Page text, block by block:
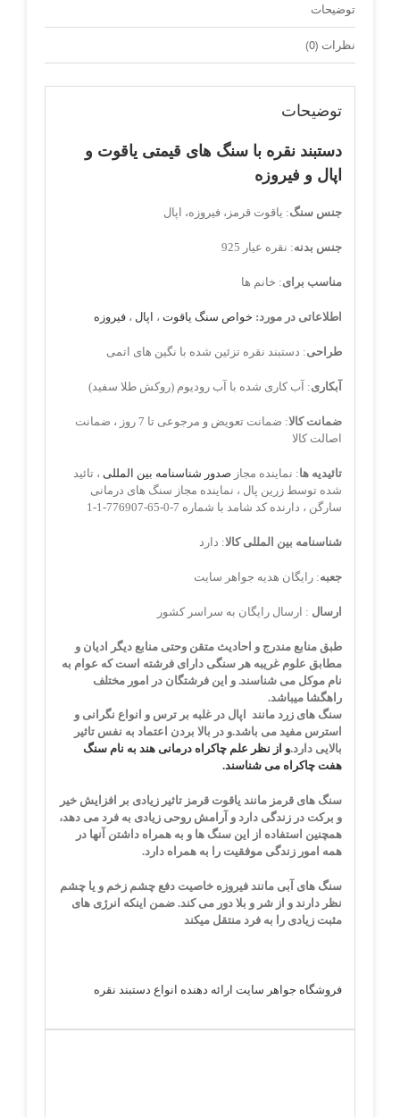
توضیحات
نظرات (0)
توضیحات
دستبند نقره با سنگ های قیمتی یاقوت و
اپال و فیروزه
جنس سنگ: یاقوت قرمز، فیروزه، اپال
جنس بدنه: نقره عیار 925
مناسب برای: خانم ها
اطلاعاتی در مورد: خواص سنگ یاقوت، اپال ، فیروزه
طراحی: دستبند نقره تزئین شده با نگین های اتمی
آبکاری: آب کاری شده با آب رودیوم (روکش طلا سفید)
ضمانت کالا
: ضمانت تعویض و مرجوعی تا 7 روز ، ضمانت
اصالت کالا
تائیدیه ها: نماینده مجاز صدور شناسنامه بین المللی ، تائید
شده توسط زرین پال ، نماینده مجاز سنگ های درمانی
سارگن ، دارنده کد شامد با شماره 7-0-65-776907-1-1
شناسنامه بین المللی کالا: دارد
جعبه: رایگان هدیه جواهر سایت
ارسال : ارسال رایگان به سراسر کشور
طبق منابع مندرج و احادیث متقن وحتی منابع دیگر ادیان و
مطابق علوم غریبه هر سنگی دارای فرشته است که عوام به
نام موکل می شناسند. و این فرشتگان در امور مختلف
راهگشا میباشد.
سنگ های زرد مانند اپال در غلبه بر ترس و انواع نگرانی و
استرس مفید می باشد.و در بالا بردن اعتماد به نفس تاثیر
بالایی دارد.و از نظر علم چاکراه درمانی هند به نام سنگ
هفت چاکراه می شناسند.
سنگ های قرمز مانند یاقوت قرمز تاثیر زیادی بر افزایش خیر
و برکت در زندگی دارد و آرامش روحی زیادی به فرد می دهد،
همچنین استفاده از این سنگ ها و به همراه داشتن آنها در
همه امور زندگی موفقیت را به همراه دارد.
سنگ های آبی مانند فیروزه خاصیت دفع چشم زخم و یا چشم
نظر دارند و از شر و بلا دور می کند. ضمن اینکه انرژی های
مثبت زیادی را به فرد منتقل میکند
فروشگاه جواهر سایت ارائه دهنده انواع دستبند نقره